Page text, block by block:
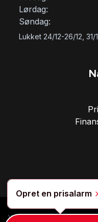
Lørdag:
Søndag:
Lukket 24/12-26/12,
Vi er specialiseret i salg af
Opret en prisalarm